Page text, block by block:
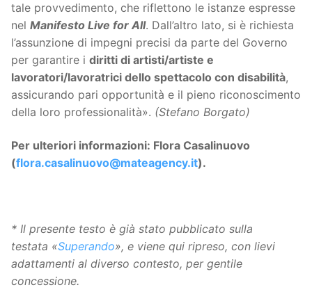
tale provvedimento, che riflettono le istanze espresse
nel Manifesto Live for All. Dall’altro lato, si è richiesta
l’assunzione di impegni precisi da parte del Governo
per garantire i diritti di artisti/artiste e
lavoratori/lavoratrici dello spettacolo con disabilità,
assicurando pari opportunità e il pieno riconoscimento
della loro professionalità». (Stefano Borgato)
Per ulteriori informazioni: Flora Casalinuovo
(flora.casalinuovo@mateagency.it).
* Il presente testo è già stato pubblicato sulla
testata «Superando», e viene qui ripreso, con lievi
adattamenti al diverso contesto, per gentile
concessione.